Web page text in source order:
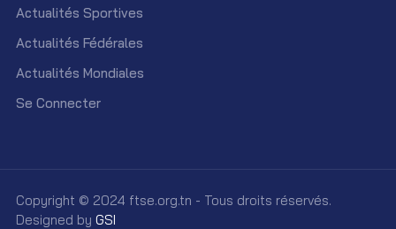
Actualités Sportives
Actualités Fédérales
Actualités Mondiales
Se Connecter
Copyright © 2024 ftse.org.tn - Tous droits réservés.
Designed by GSI